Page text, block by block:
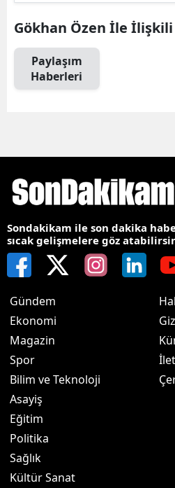
Gökhan Özen İle
Paylaşım
Haberleri
Sondakikam ile son dakika
sıcak gelişmelere göz
Gündem
Ekonomi
Magazin
Spor
Bilim ve Teknoloji
Asayiş
Eğitim
Politika
Sağlık
Kültür Sanat